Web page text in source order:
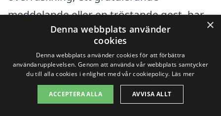
meddelande eller en tröstande gest, har
blommorna en unik förmåga att förmedla
känslor som ord ibland inte räcker till.
Skicka blommor idag och dela med dig av
glädjen!
×
Denna webbplats använder
cookies
Denna webbplats använder cookies för att förbättra
användarupplevelsen. Genom att använda vår webbplats samtycker
du till alla cookies i enlighet med vår cookiepolicy. Läs mer
ACCEPTERA ALLA AVVISA ALLT